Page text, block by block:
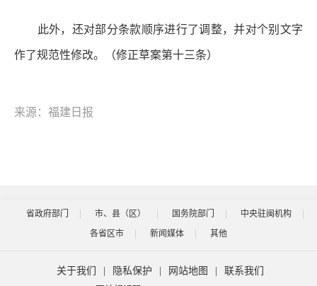
此外，还对部分条款顺序进行了调整，并对个别文字
作了规范性修改。（修正草案第十三条）
来源：福建日报
省政府部门 市、县（区） 国务院部门
中央驻闽机构
各省区市
新闻媒体 其他
关于我们 隐私保护 网站地图
联系我们